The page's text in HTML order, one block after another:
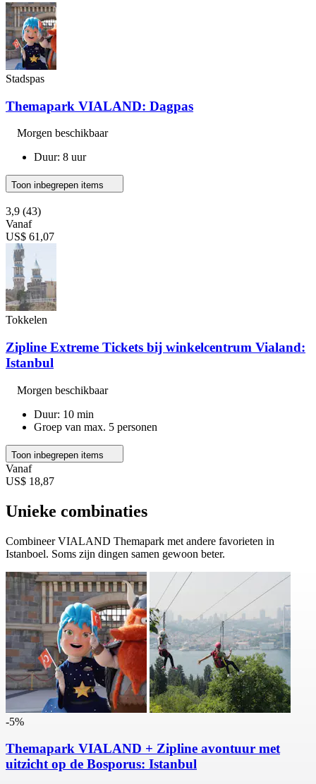
Stadspas
Themapark VIALAND: Dagpas
Morgen beschikbaar
Duur: 8 uur
Toon inbegrepen items
3,9 (43)
Vanaf
US$ 61,07
Tokkelen
Zipline Extreme Tickets bij winkelcentrum Vialand:
Istanbul
Morgen beschikbaar
Duur: 10 min
Groep van max. 5 personen
Toon inbegrepen items
Vanaf
US$ 18,87
Unieke combinaties
Combineer VIALAND Themapark met andere favorieten in
Istanboel. Soms zijn dingen samen gewoon beter.
-5%
Themapark VIALAND + Zipline avontuur met
uitzicht op de Bosporus: Istanbul